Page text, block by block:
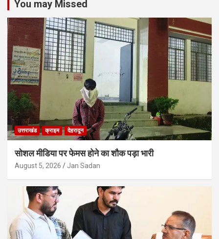
You may Missed
उत्तराखंड क्राइम देहरादून
सोशल मीडिया पर फेमस होने का शौक पड़ा भारी
August 5, 2026 Jan Sadan